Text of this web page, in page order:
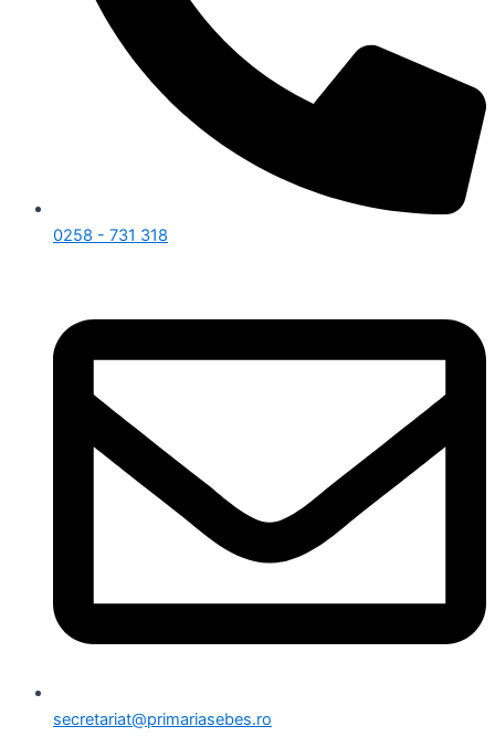
0258 - 731 318
secretariat@primariasebes.ro